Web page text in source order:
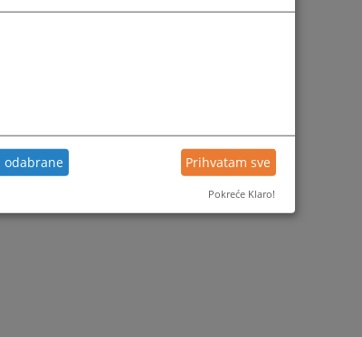
odabrane Prihvatam sve
Pokreće Klaro!